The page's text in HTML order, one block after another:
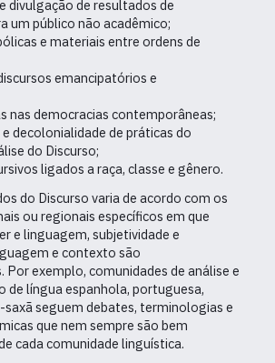
divulgação de resultados de
um público não acadêmico;
e materiais entre ordens de
emancipatórios e
nas democracias contemporâneas;
decolonialidade de práticas do
do Discurso;
ligados a raça, classe e gênero.
do Discurso varia de acordo com os
ou regionais específicos em que
e linguagem, subjetividade e
e contexto são
exemplo, comunidades de análise e
de língua espanhola, portuguesa,
seguem debates, terminologias e
que nem sempre são bem
cada comunidade linguística.